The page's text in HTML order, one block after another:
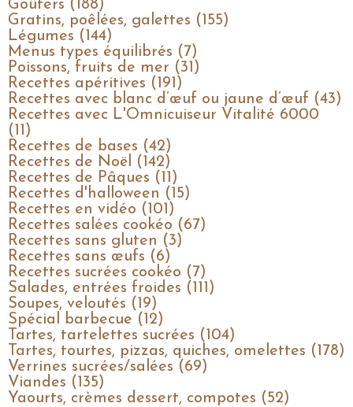
Goûters (188)
Gratins, poêlées, galettes (155)
Légumes (144)
Menus types équilibrés (7)
Poissons, fruits de mer (31)
Recettes apéritives (191)
Recettes avec blanc d’œuf ou jaune d’œuf (43)
Recettes avec L'Omnicuiseur Vitalité 6000
(11)
Recettes de bases (42)
Recettes de Noël (142)
Recettes de Pâques (11)
Recettes d'halloween (15)
Recettes en vidéo (101)
Recettes salées cookéo (67)
Recettes sans gluten (3)
Recettes sans œufs (6)
Recettes sucrées cookéo (7)
Salades, entrées froides (111)
Soupes, veloutés (19)
Spécial barbecue (12)
Tartes, tartelettes sucrées (104)
Tartes, tourtes, pizzas, quiches, omelettes (178)
Verrines sucrées/salées (69)
Viandes (135)
Yaourts, crèmes dessert, compotes (52)